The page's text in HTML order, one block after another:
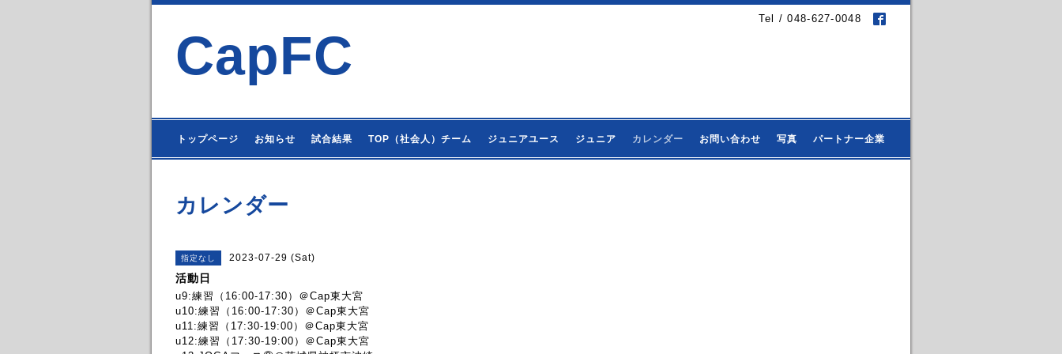
Tel / 048-627-0048
CapFC
トップページ お知らせ 試合結果 TOP（社会人）チーム ジュニアユース ジュニア カレンダー お問い合わせ 写真 パートナー企業
カレンダー
指定なし 2023-07-29 (Sat)
活動日
u9:練習（16:00-17:30）＠Cap東大宮
u10:練習（16:00-17:30）＠Cap東大宮
u11:練習（17:30-19:00）＠Cap東大宮
u12:練習（17:30-19:00）＠Cap東大宮